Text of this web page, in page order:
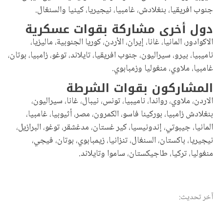
جنوب افريقيا، بنغلادش، غامبيا، نيجيريا، كينيا والسنغال.
دول أخرى مشاركة بقوات عسكرية
الاكوادور، المانيا، غانا، إيران، الأردن، كوريا الجنوبية، ماليزيا،
ناميبيا، بيرو، سيراليون، جنوب افريقيا، تايلاند، توغو، زامبيا، بوتان،
غامبيا، ملاوي، منغوليا وزمبابوي.
المشاركون بقوات الشرطة
الاردن، ملاوي، رواندا، ناميبيا، تونس، نيبال، غانا، سيراليون،
بنغلادش زامبيا، بوركينا فاسو، الكمرون، مصر، أثيوبيا، غامبيا،
المانيا، جيبوتي، إندونيسيا، كير غستان، مدغشقر، توغو، البرازيل،
نيجيريا، باكستان، السنغال، تنزانيا، زيمبابوي، بوتان، فيجي،
منغوليا، تركيا، طاجيكستان، ساموا وتايلاند.
آخر تحديث: